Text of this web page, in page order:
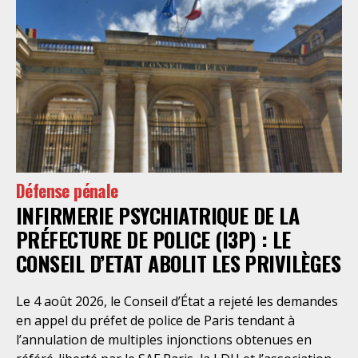
Défense pénale
INFIRMERIE PSYCHIATRIQUE DE LA
PRÉFECTURE DE POLICE (I3P) : LE
CONSEIL D’ETAT ABOLIT LES PRIVILÈGES
Le 4 août 2026, le Conseil d’État a rejeté les demandes
en appel du préfet de police de Paris tendant à
l’annulation de multiples injonctions obtenues en